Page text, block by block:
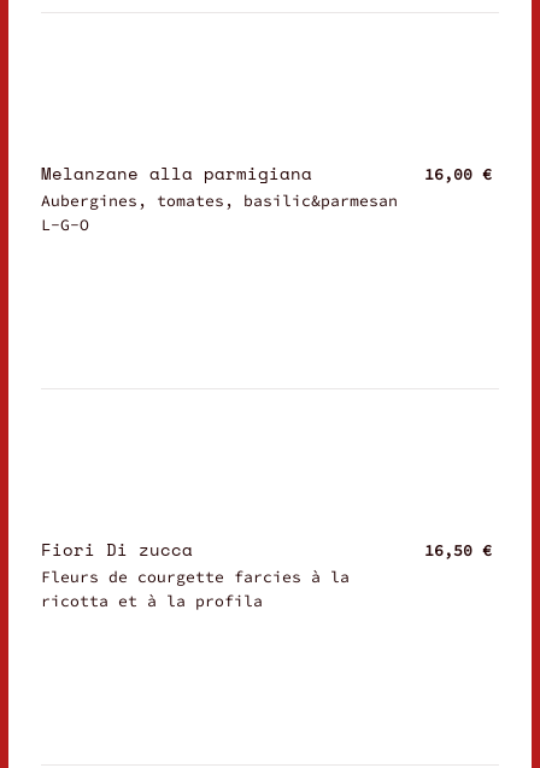
Melanzane alla parmigiana
Aubergines, tomates, basilic&parmesan
L-G-O
16,00 €
Fiori Di zucca
Fleurs de courgette farcies à la
ricotta et à la profila
16,50 €